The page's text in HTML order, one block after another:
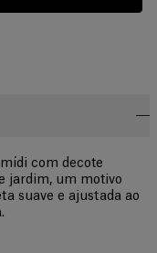
com decote
jardim, um motivo
suave e ajustada ao